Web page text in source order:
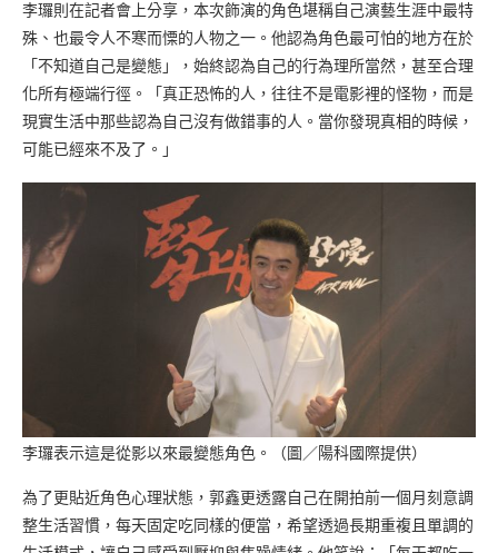
李㼈則在記者會上分享，本次飾演的角色堪稱自己演藝生涯中最特
殊、也最令人不寒而慄的人物之一。他認為角色最可怕的地方在於
「不知道自己是變態」，始終認為自己的行為理所當然，甚至合理
化所有極端行徑。「真正恐怖的人，往往不是電影裡的怪物，而是
現實生活中那些認為自己沒有做錯事的人。當你發現真相的時候，
可能已經來不及了。」
李㼈表示這是從影以來最變態角色。（圖／陽科國際提供）
為了更貼近角色心理狀態，郭鑫更透露自己在開拍前一個月刻意調
整生活習慣，每天固定吃同樣的便當，希望透過長期重複且單調的